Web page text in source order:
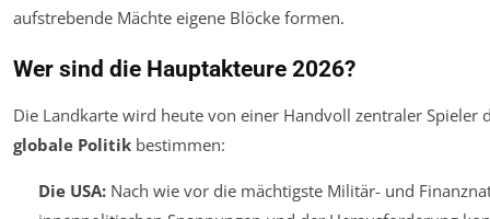
aufstrebende Mächte eigene Blöcke formen.
Wer sind die Hauptakteure 2026?
Die Landkarte wird heute von einer Handvoll zentraler Spieler
globale Politik bestimmen:
Die USA:Nach wie vor die mächtigste Militär- und